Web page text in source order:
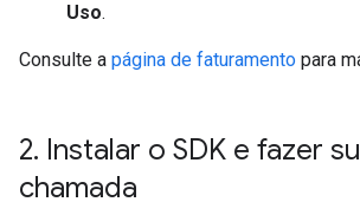
Uso.
Consulte a página de faturamento para
2. Instalar o SDK e fazer
chamada